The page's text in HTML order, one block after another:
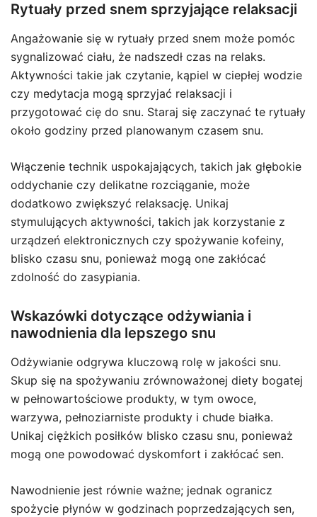
Rytuały przed snem sprzyjające relaksacji
Angażowanie się w rytuały przed snem może pomóc
sygnalizować ciału, że nadszedł czas na relaks.
Aktywności takie jak czytanie, kąpiel w ciepłej wodzie
czy medytacja mogą sprzyjać relaksacji i
przygotować cię do snu. Staraj się zaczynać te rytuały
około godziny przed planowanym czasem snu.
Włączenie technik uspokajających, takich jak głębokie
oddychanie czy delikatne rozciąganie, może
dodatkowo zwiększyć relaksację. Unikaj
stymulujących aktywności, takich jak korzystanie z
urządzeń elektronicznych czy spożywanie kofeiny,
blisko czasu snu, ponieważ mogą one zakłócać
zdolność do zasypiania.
Wskazówki dotyczące odżywiania i
nawodnienia dla lepszego snu
Odżywianie odgrywa kluczową rolę w jakości snu.
Skup się na spożywaniu zrównoważonej diety bogatej
w pełnowartościowe produkty, w tym owoce,
warzywa, pełnoziarniste produkty i chude białka.
Unikaj ciężkich posiłków blisko czasu snu, ponieważ
mogą one powodować dyskomfort i zakłócać sen.
Nawodnienie jest równie ważne; jednak ogranicz
spożycie płynów w godzinach poprzedzających sen,